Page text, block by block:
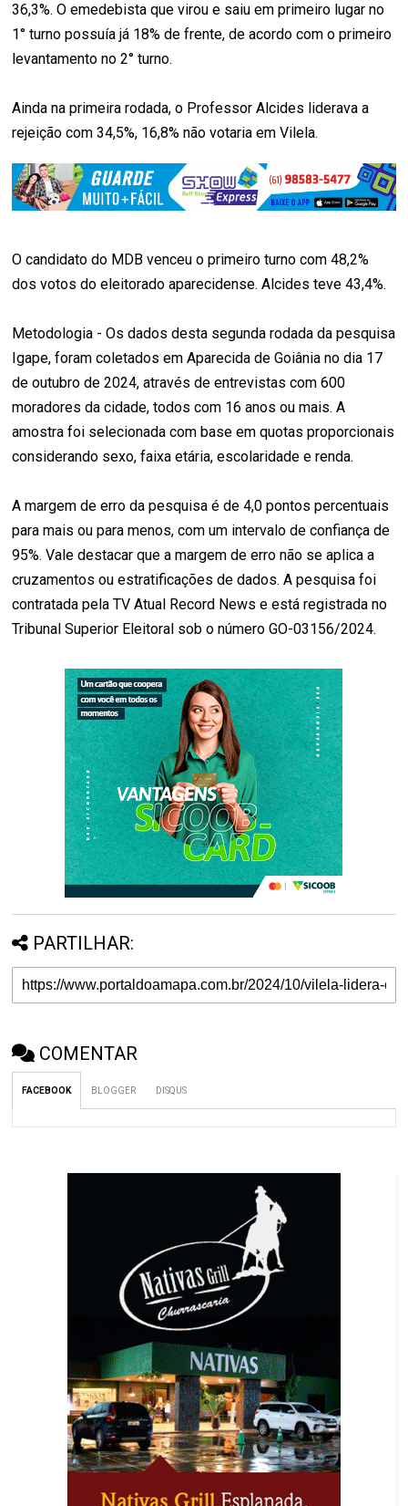
36,3%. O emedebista que virou e saiu em primeiro lugar no
1° turno possuía já 18% de frente, de acordo com o primeiro
levantamento no 2° turno.
Ainda na primeira rodada, o Professor Alcides liderava a
rejeição com 34,5%, 16,8% não votaria em Vilela.
O candidato do MDB venceu o primeiro turno com 48,2%
dos votos do eleitorado aparecidense. Alcides teve 43,4%.
Metodologia - Os dados desta segunda rodada da pesquisa
Igape, foram coletados em Aparecida de Goiânia no dia 17
de outubro de 2024, através de entrevistas com 600
moradores da cidade, todos com 16 anos ou mais. A
amostra foi selecionada com base em quotas proporcionais
considerando sexo, faixa etária, escolaridade e renda.
A margem de erro da pesquisa é de 4,0 pontos percentuais
para mais ou para menos, com um intervalo de confiança de
95%. Vale destacar que a margem de erro não se aplica a
cruzamentos ou estratificações de dados. A pesquisa foi
contratada pela TV Atual Record News e está registrada no
Tribunal Superior Eleitoral sob o número GO-03156/2024.
PARTILHAR:
COMENTAR
FACEBOOK BLOGGER DISQUS